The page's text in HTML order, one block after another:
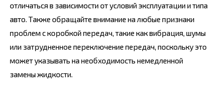
отличаться в зависимости от условий эксплуатации и типа
авто. Также обращайте внимание на любые признаки
проблем с коробкой передач, такие как вибрация, шумы
или затрудненное переключение передач, поскольку это
может указывать на необходимость немедленной
замены жидкости.